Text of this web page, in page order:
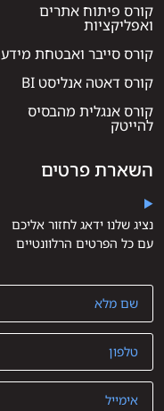
קורס פיתוח אתרים
ואפליקציות
קורס סייבר ואבטחת מידע
קורס דאטה אנליסט BI
קורס אנגלית מהבסיס
להייטק
השארת פרטים
נציג שלנו ידאג לחזור אליכם
עם כל הפרטים הרלוונטיים